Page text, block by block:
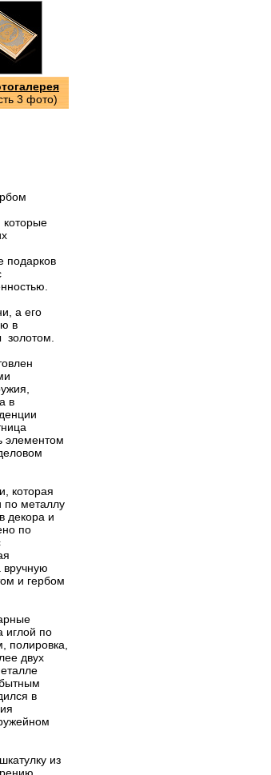
3 фото)
которые
подарков
а его
в
золотом.
в
элементом
которая
по металлу
декора и
по
вручную
и гербом
иглой по
полировка,
двух
в
из